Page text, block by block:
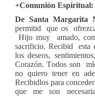
+Comunión Espiritual:
De Santa Margarita
permitid que os
Hijo muy amado,
sacrificio. Recibid esta
los deseos,
Corazón. Todos son
no quiero tener en
Recibidlos para
que me son